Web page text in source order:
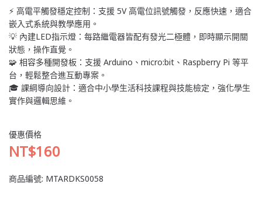
⚡ 高電平觸發穩定控制：支援 5V 高電位訊號觸發，反應快速，適合
嵌入式系統與教學應用。
💡 內建LED指示燈：每路繼電器皆配有發光二極體，即時顯示開關
狀態，操作直覺。
🧩 相容多種開發板：支援 Arduino、micro:bit、Raspberry Pi 等平
台，輕鬆整合進互動專案。
🎓 課綱導向設計：適合中小學生活科技課程與技能檢定，強化學生
實作與邏輯思維。
優惠價格
NT$160
商品編號: MTARDKS0058